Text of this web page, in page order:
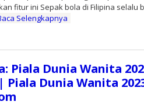
fitur ini Sepak bola di Filipina selalu
Selengkapnya
Piala Dunia Wanita
Dunia Wanita